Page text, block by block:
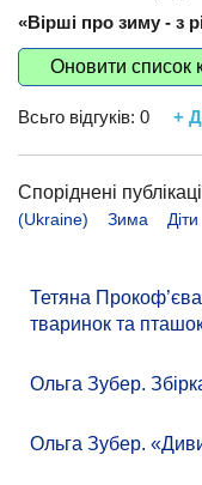
«Вірші про зиму - з
Оновити список
Всьго відгуків: 0 +
Споріднені
(Ukraine)
Зима Діти
Тетяна
тваринок та
Ольга Зубер.
Ольга Зубер.